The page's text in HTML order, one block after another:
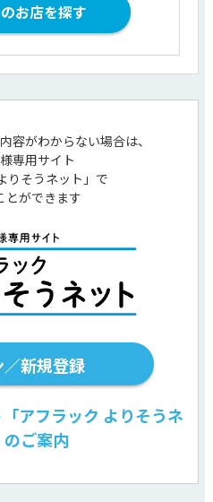
お店を探す
容がわからない場合は、
専用サイト
りそうネット」で
とができます
／新規登録
アフラック よりそうネ
のご案内